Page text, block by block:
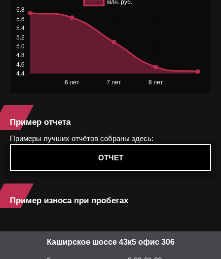
Пример отчета
Примеры лучших отчётов собраны здесь:
ОТЧЕТ
Пример износа при пробегах
Каширское шоссе 43к5 офис 306